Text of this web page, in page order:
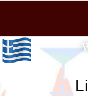
Lion